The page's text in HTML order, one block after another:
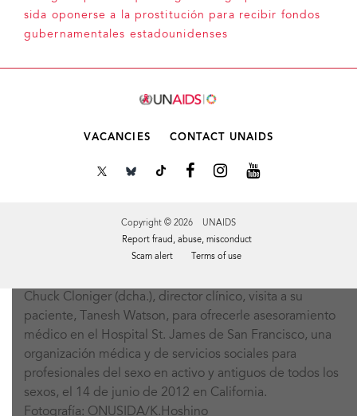
Chuck Cloniger (dcha.), director clínico, visita a su
paciente, Tanesh Watson, para ofrecerle asesoramiento
médico en el Hospital St. James de San Francisco, una
organización médica y de servicios sociales para
profesionales del sexo en activo y antiguos de todos los
sexos, el 14 de junio de 2012 en California.
Fotografía: ONUSIDA/K.Hoshino
sida oponerse a la prostitución para recibir fondos
gubernamentales estadounidenses
VACANCIES CONTACT UNAIDS
Copyright © 2026 UNAIDS
Report fraud, abuse, misconduct
Scam alert
Terms of use
Share this selection
Tweet Facebook